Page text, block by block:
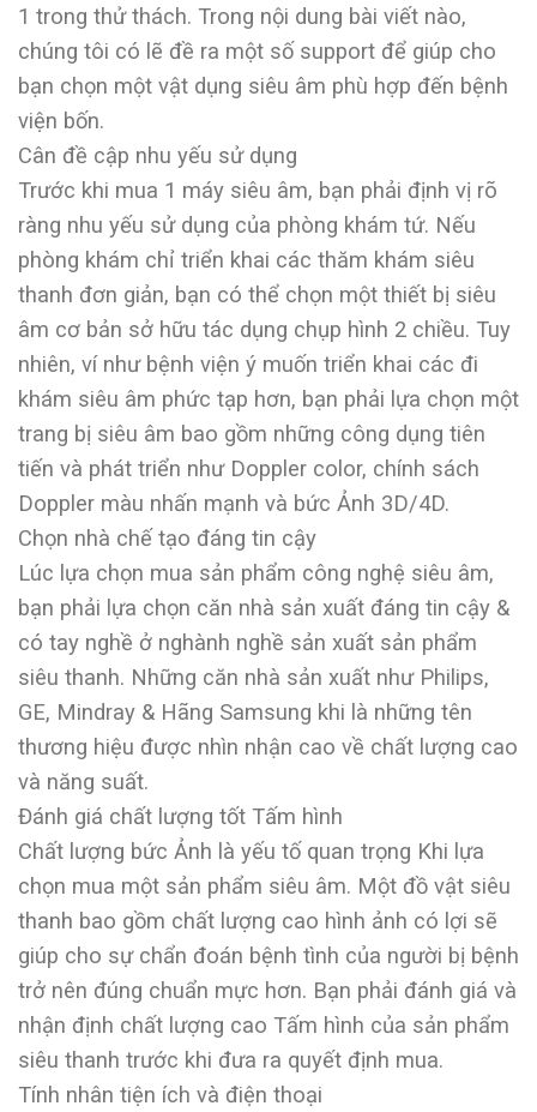
1 trong thử thách. Trong nội dung bài viết nào,
chúng tôi có lẽ đề ra một số support để giúp cho
bạn chọn một vật dụng siêu âm phù hợp đến bệnh
viện bốn.
Cân đề cập nhu yếu sử dụng
Trước khi mua 1 máy siêu âm, bạn phải định vị rõ
ràng nhu yếu sử dụng của phòng khám tứ. Nếu
phòng khám chỉ triển khai các thăm khám siêu
thanh đơn giản, bạn có thể chọn một thiết bị siêu
âm cơ bản sở hữu tác dụng chụp hình 2 chiều. Tuy
nhiên, ví như bệnh viện ý muốn triển khai các đi
khám siêu âm phức tạp hơn, bạn phải lựa chọn một
trang bị siêu âm bao gồm những công dụng tiên
tiến và phát triển như Doppler color, chính sách
Doppler màu nhấn mạnh và bức Ảnh 3D/4D.
Chọn nhà chế tạo đáng tin cậy
Lúc lựa chọn mua sản phẩm công nghệ siêu âm,
bạn phải lựa chọn căn nhà sản xuất đáng tin cậy &
có tay nghề ở nghành nghề sản xuất sản phẩm
siêu thanh. Những căn nhà sản xuất như Philips,
GE, Mindray & Hãng Samsung khi là những tên
thương hiệu được nhìn nhận cao về chất lượng cao
và năng suất.
Đánh giá chất lượng tốt Tấm hình
Chất lượng bức Ảnh là yếu tố quan trọng Khi lựa
chọn mua một sản phẩm siêu âm. Một đồ vật siêu
thanh bao gồm chất lượng cao hình ảnh có lợi sẽ
giúp cho sự chẩn đoán bệnh tình của người bị bệnh
trở nên đúng chuẩn mực hơn. Bạn phải đánh giá và
nhận định chất lượng cao Tấm hình của sản phẩm
siêu thanh trước khi đưa ra quyết định mua.
Tính nhân tiện ích và điện thoại